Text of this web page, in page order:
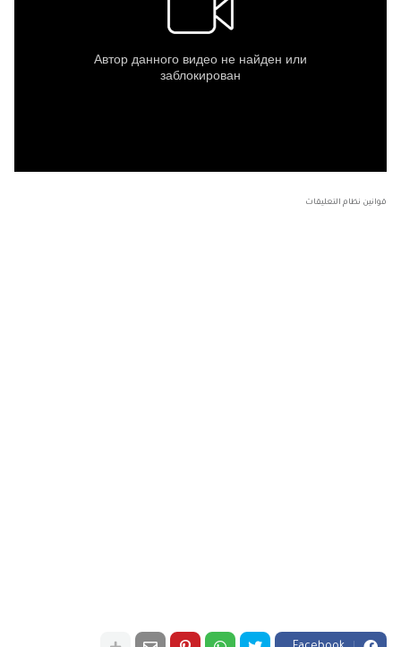
قوانين نظام التعليقات